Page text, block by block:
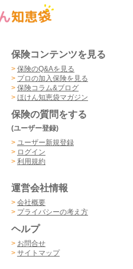
保険コンテンツを見る
> 保険のQ&Aを見る
> プロの加入保険を見る
> 保険コラム&ブログ
> ほけん知恵袋マガジン
保険の質問をする
(ユーザー登録)
> ユーザー新規登録
> ログイン
> 利用規約
運営会社情報
> 会社概要
> プライバシーの考え方
ヘルプ
> お問合せ
> サイトマップ